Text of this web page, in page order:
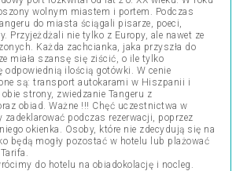
wolnym miastem i portem. Podczas
do miasta ściągali pisarze, poeci,
Przyjeżdżali nie tylko z Europy, ale nawet ze
Każda zachcianka, jaka przyszła do
miała szansę się ziścić, o ile tylko
odpowiednią ilością gotówki. W cenie
są: transport autokarami w Hiszpanii i
strony, zwiedzanie Tangeru z
obiad. Ważne !!! Chęć uczestnictwa w
zadeklarować podczas rezerwacji, poprzez
okienka. Osoby, które nie zdecydują się na
będą mogły pozostać w hotelu lub plażować
do hotelu na obiadokolację i nocleg.